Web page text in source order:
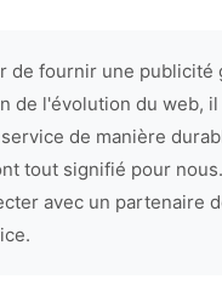
de fournir une publicité
de l'évolution du web,
de manière
tout signifié pour
avec un partenaire